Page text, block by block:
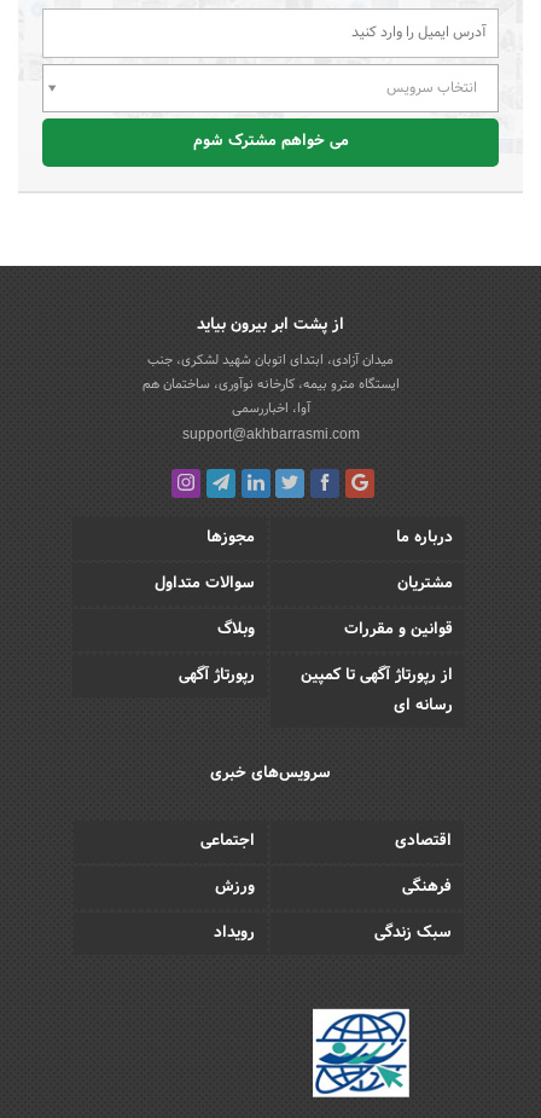
انتخاب سرویس
می خواهم مشترک شوم
از پشت ابر بیرون بیاید
میدان آزادی، ابتدای اتوبان شهید لشکری، جنب
ایستگاه مترو بیمه، کارخانه نوآوری، ساختمان هم
آوا، اخباررسمی
support@akhbarrasmi.com
درباره ما
مجوزها
مشتریان
سوالات متداول
قوانین و مقررات
وبلاگ
از رپورتاژ آگهی تا کمپین
رسانه ای
رپورتاژ آگهی
سرویس‌های خبری
اقتصادی
اجتماعی
فرهنگی
ورزش
سبک زندگی
رویداد